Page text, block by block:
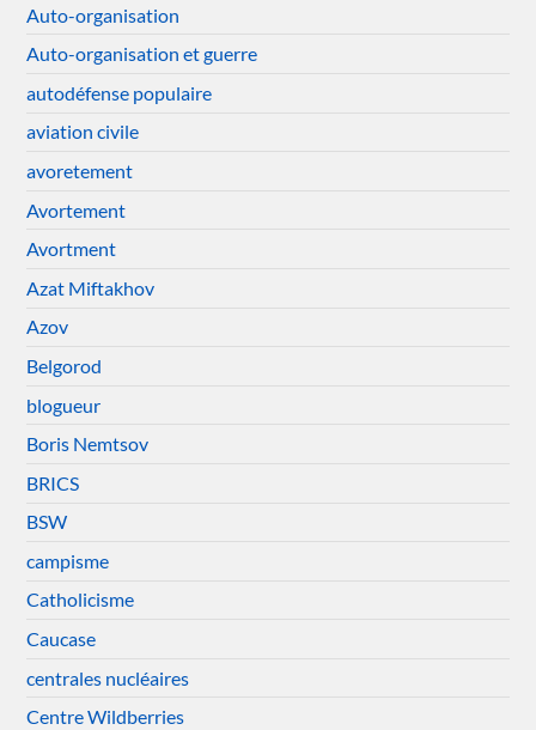
Auto-organisation
Auto-organisation et guerre
autodéfense populaire
aviation civile
avoretement
Avortement
Avortment
Azat Miftakhov
Azov
Belgorod
blogueur
Boris Nemtsov
BRICS
BSW
campisme
Catholicisme
Caucase
centrales nucléaires
Centre Wildberries